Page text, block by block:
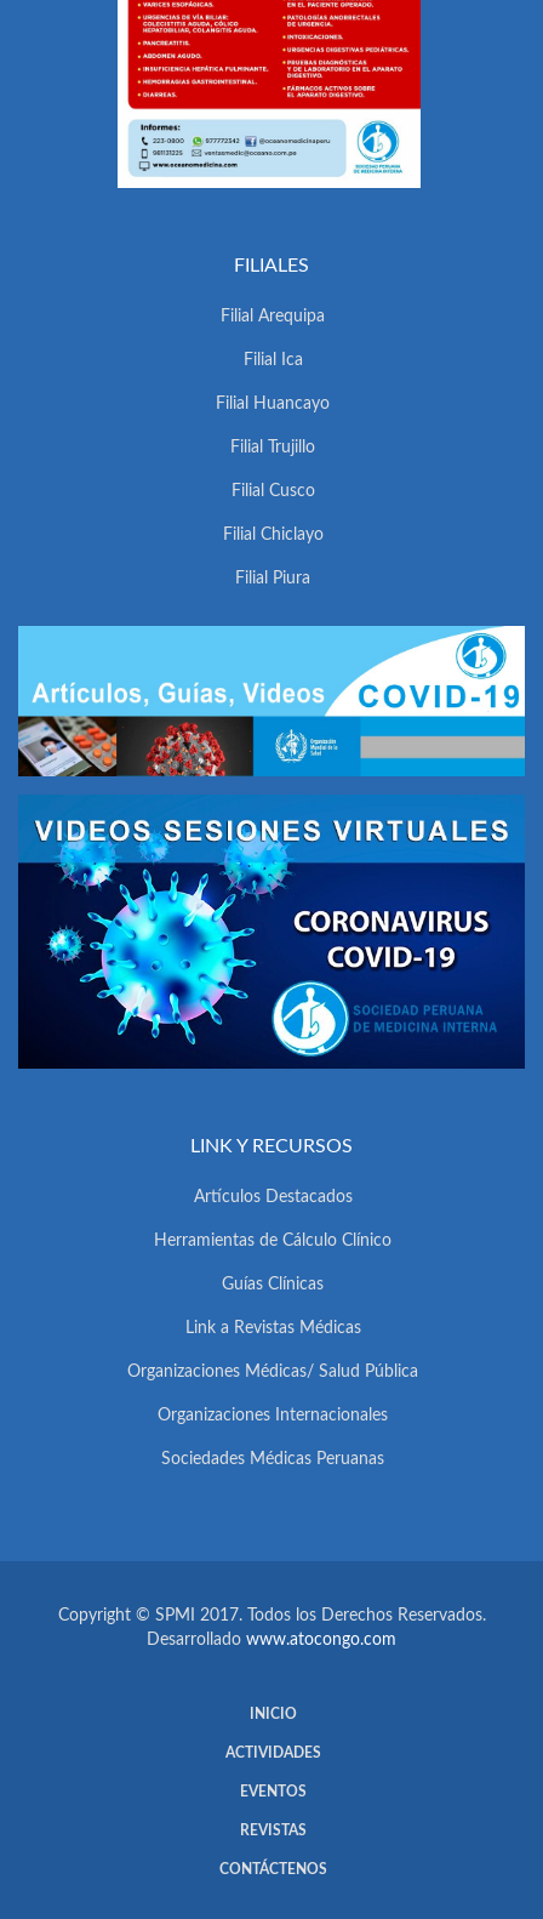
FILIALES
Filial Arequipa
Filial Ica
Filial Huancayo
Filial Trujillo
Filial Cusco
Filial Chiclayo
Filial Piura
LINK Y RECURSOS
Artículos Destacados
Herramientas de Cálculo Clínico
Guías Clínicas
Link a Revistas Médicas
Organizaciones Médicas/ Salud Pública
Organizaciones Internacionales
Sociedades Médicas Peruanas
Copyright © SPMI 2017. Todos los Derechos Reservados.
Desarrollado www.atocongo.com
INICIO
ACTIVIDADES
EVENTOS
REVISTAS
CONTÁCTENOS